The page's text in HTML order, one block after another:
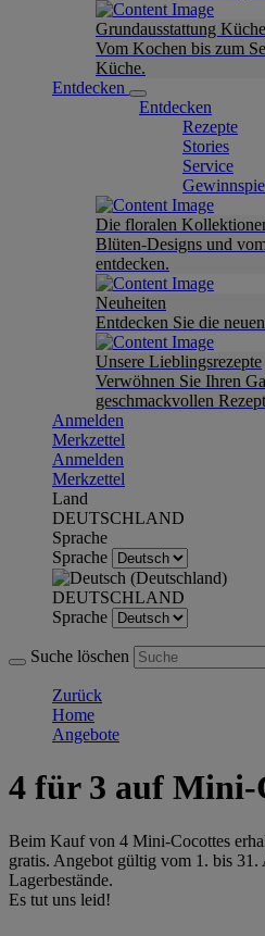
Grundausstattung Küche
Vom Kochen bis zum
Küche.
Entdecken
Entdecken
Rezepte
Stories
Service
Die floralen
Blüten-Designs und
entdecken.
Neuheiten
Entdecken Sie die
Unsere Lieblingsrezepte
Verwöhnen Sie Ihren
geschmackvollen
Anmelden
Merkzettel
Anmelden
Merkzettel
Land
DEUTSCHLAND
Sprache
Sprache
DEUTSCHLAND
Sprache
Suche löschen
Zurück
Home
Angebote
4 für 3 auf Mini-
Beim Kauf von 4 Mini-Cocottes
gratis. Angebot gültig vom 1. bis
Lagerbestände.
Es tut uns leid!